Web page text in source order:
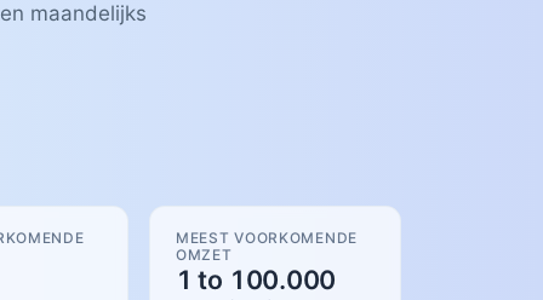
maandelijks
MEEST VOORKOMENDE
OMZET
1 to 100.000